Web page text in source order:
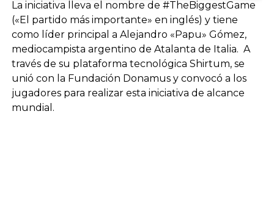
La iniciativa lleva el nombre de #TheBiggestGame
(«El partido más importante» en inglés) y tiene
como líder principal a Alejandro «Papu» Gómez,
mediocampista argentino de Atalanta de Italia. A
través de su plataforma tecnológica Shirtum, se
unió con la Fundación Donamus y convocó a los
jugadores para realizar esta iniciativa de alcance
mundial.